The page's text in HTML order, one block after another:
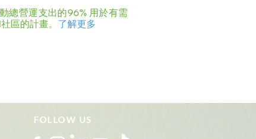
總營運支出的96% 用於有需
區的計畫。 了解更多
FOLLOW US